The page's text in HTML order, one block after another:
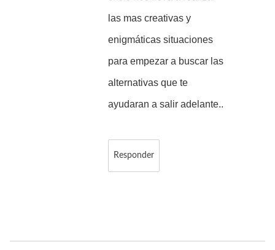
las mas creativas y
enigmáticas situaciones
para empezar a buscar las
alternativas que te
ayudaran a salir adelante..
Responder